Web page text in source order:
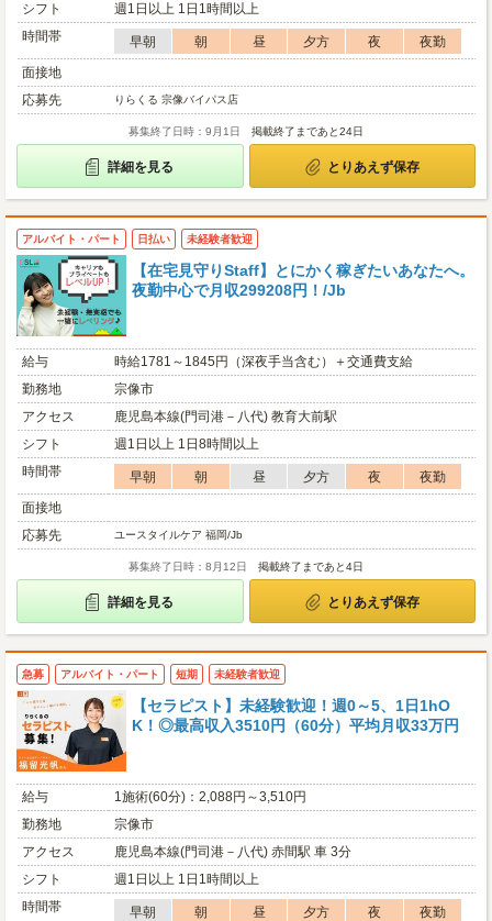
シフト
週1日以上 1日1時間以上
時間帯
早朝 朝 昼 夕方 夜
夜勤
面接地
応募先
りらくる 宗像バイパス店
募集終了日時：9月1日 掲載終了まであと24日
詳細を見る とりあえず保存
アルバイト・パート 日払い 未経験者歓迎
【在宅見守りStaff】とにかく稼ぎたいあなたへ。
夜勤中心で月収299208円！/Jb
給与
時給1781～1845円（深夜手当含む）＋交通費支給
勤務地
宗像市
アクセス
鹿児島本線(門司港－八代) 教育大前駅
シフト
週1日以上 1日8時間以上
時間帯
早朝 朝 昼 夕方 夜
夜勤
面接地
応募先
ユースタイルケア 福岡/Jb
募集終了日時：8月12日 掲載終了まであと4日
詳細を見る とりあえず保存
急募 アルバイト・パート 短期 未経験者歓迎
【セラピスト】未経験歓迎！週0～5、1日1hO
K！◎最高収入3510円（60分）平均月収33万円
給与
1施術(60分)：2,088円～3,510円
勤務地
宗像市
アクセス
鹿児島本線(門司港－八代) 赤間駅 車 3分
シフト
週1日以上 1日1時間以上
時間帯
早朝 朝 昼 夕方 夜
夜勤